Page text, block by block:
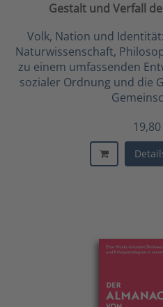
Gestalt und Verfall
Volk, Nation und
Naturwissenschaft,
zu einem umfassenden
sozialer Ordnung und die